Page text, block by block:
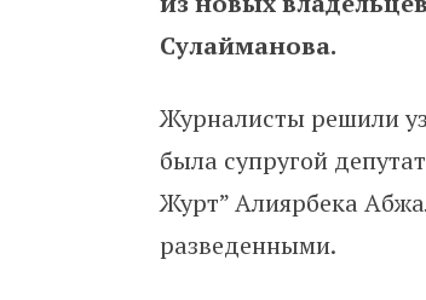
Сулайманова.
Журналисты решили
была супругой
Журт” Алиярбека
разведенными.